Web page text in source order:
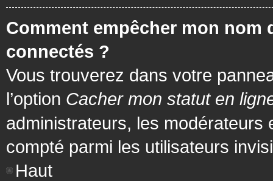
Comment empêcher mon nom
connectés ?
Vous trouverez dans votre
l’option Cacher mon statut en
administrateurs, les
compté parmi les utilisateurs
Haut